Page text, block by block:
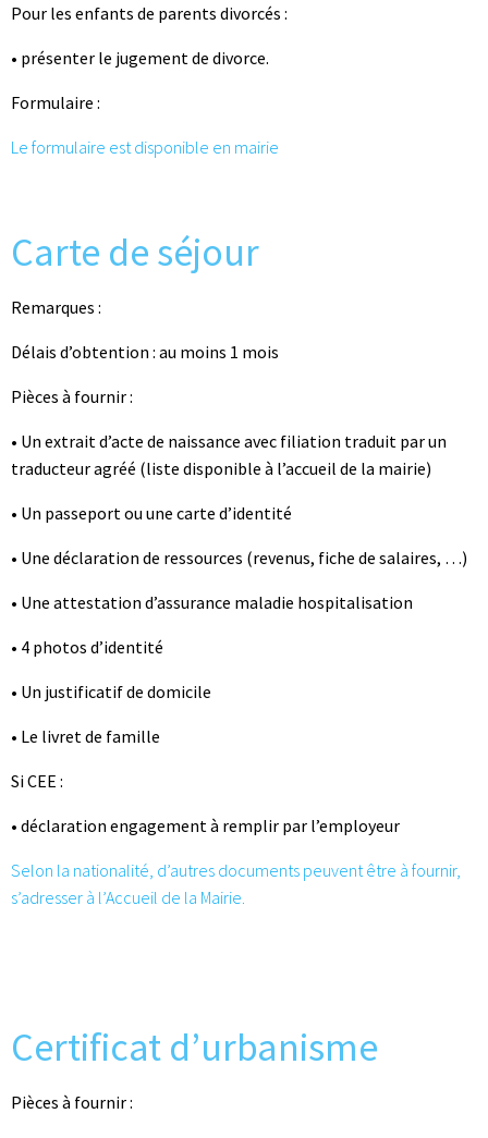
Pour les enfants de parents divorcés :
• présenter le jugement de divorce.
Formulaire :
Le formulaire est disponible en mairie
Carte de séjour
Remarques :
Délais d’obtention : au moins 1 mois
Pièces à fournir :
• Un extrait d’acte de naissance avec filiation traduit par un
traducteur agréé (liste disponible à l’accueil de la mairie)
• Un passeport ou une carte d’identité
• Une déclaration de ressources (revenus, fiche de salaires, …)
• Une attestation d’assurance maladie hospitalisation
• 4 photos d’identité
• Un justificatif de domicile
• Le livret de famille
Si CEE :
• déclaration engagement à remplir par l’employeur
Selon la nationalité, d’autres documents peuvent être à fournir,
s’adresser à l’Accueil de la Mairie.
Certificat d’urbanisme
Pièces à fournir :